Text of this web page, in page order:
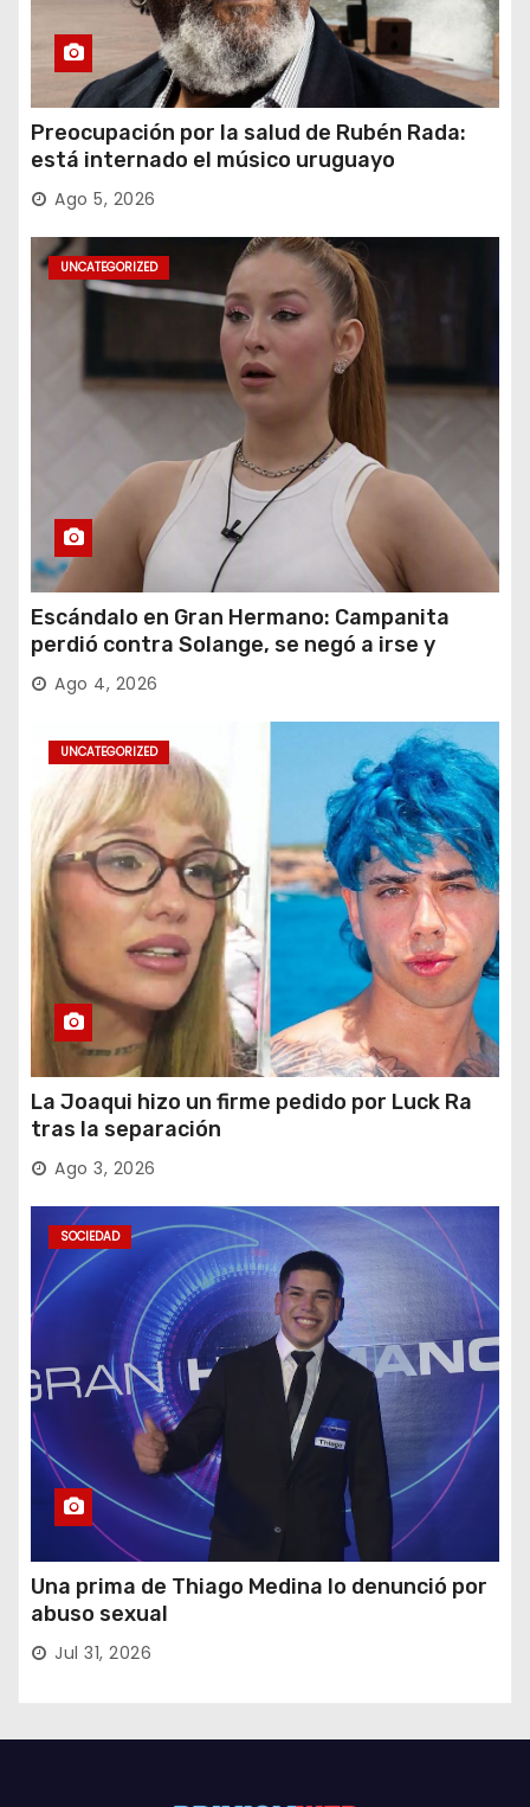
Preocupación por la salud de Rubén Rada:
está internado el músico uruguayo
Ago 5, 2026
UNCATEGORIZED
Escándalo en Gran Hermano: Campanita
perdió contra Solange, se negó a irse y
desafió al Big
Ago 4, 2026
UNCATEGORIZED
La Joaqui hizo un firme pedido por Luck Ra
tras la separación
Ago 3, 2026
SOCIEDAD
Una prima de Thiago Medina lo denunció por
abuso sexual
Jul 31, 2026